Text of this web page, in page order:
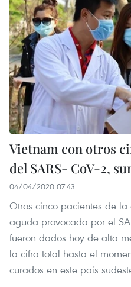
Vietnam con otros
del SARS- CoV-2,
04/04/2020 07:43
Otros cinco pacientes de
aguda provocada por el
fueron dados hoy de alta
la cifra total hasta el
curados en este país